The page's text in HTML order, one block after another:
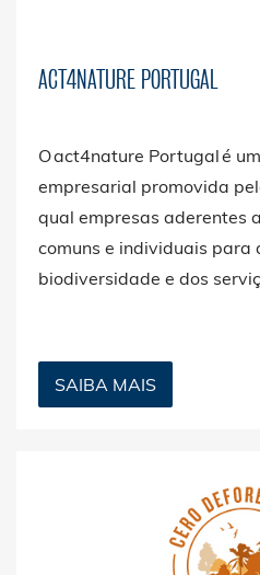
ACT4NATURE PORTUGAL
O act4nature Portugal é
empresarial promovida
qual empresas aderentes
comuns e individuais para
biodiversidade e dos
SAIBA MAIS